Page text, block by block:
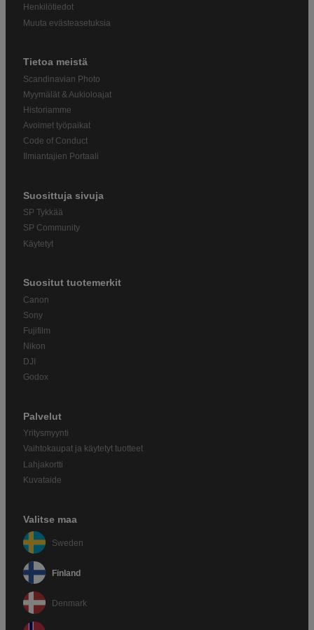
Henkilötiedot
Muuta evästeasetuksia
Tietoa meistä
Scandinavian Photo
Myymälät & Aukioloajat
Historiamme
Avoimet työpaikat
Code of Conduct
Ilmiantajien Portaali
Suosittuja sivuja
SP Tykkää
SP Community
Käytetyt
Suositut tuotemerkit
Canon
Sony
Fujifilm
Nikon
DJI
Godox
Palvelut
Yritysmyynti
Vaihtokaupat ja käytetyt tuotteet
Lahjakortti
Kuvataide
Valitse maa
Sweden
Finland
Denmark